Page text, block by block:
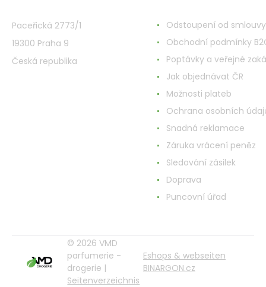
Paceřická 2773/1
19300 Praha 9
Česká republika
Odstoupení od smlouvy
Obchodní podmínky
Poptávky a veřejné
Jak objednávat ČR
Možnosti plateb
Ochrana osobních
Snadná reklamace
Záruka vrácení peněz
Sledování zásilek
Doprava
Puncovní úřad
© 2026 VMD
parfumerie -
drogerie |
Seitenverzeichnis
Eshops & webseiten
BINARGON.cz